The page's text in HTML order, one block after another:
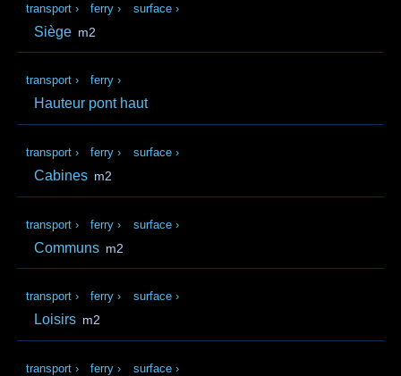
transport › ferry › surface ›
Siège m2
transport › ferry ›
Hauteur pont haut
transport › ferry › surface ›
Cabines m2
transport › ferry › surface ›
Communs m2
transport › ferry › surface ›
Loisirs m2
transport › ferry › surface ›